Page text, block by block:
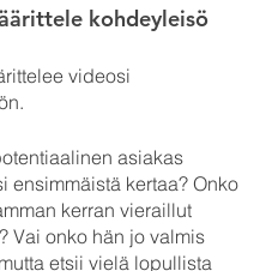
kohdeyleisö
videosi
asiakas
ensimmäistä kertaa? Onko
kerran vieraillut
Vai onko hän jo valmis
etsii vielä lopullista